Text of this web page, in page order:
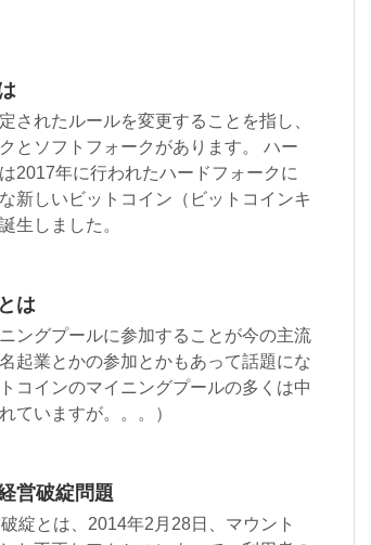
されたルールを変更することを指し、
とソフトフォークがあります。 ハー
2017年に行われたハードフォークに
新しいビットコイン（ビットコインキ
生しました。
は
ングプールに参加することが今の主流
起業とかの参加とかもあって話題にな
コインのマイニングプールの多くは中
ていますが。。。）
営破綻問題
綻とは、2014年2月28日、マウント